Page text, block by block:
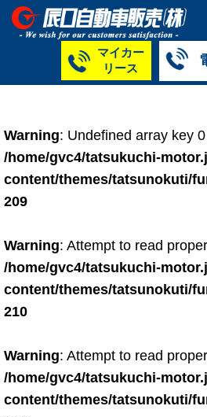
4427
050-
8009
2318
0024
2424
4430
マイカー
リース
Warning: Undefined array key
/home/gvc4/tatsukuchi-
content/themes/tatsunokuti/
209
Warning: Attempt to read
/home/gvc4/tatsukuchi-
content/themes/tatsunokuti/
210
Warning: Attempt to read
/home/gvc4/tatsukuchi-
content/themes/tatsunokuti/